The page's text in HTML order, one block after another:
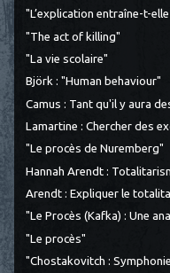
"L’explication entraîne-t-elle
"The act of killing"
"La vie scolaire"
Björk : "Human behaviour"
Camus : Tant qu'il y aura
Lamartine : Chercher des
"Le procès de Nuremberg"
Hannah Arendt :
Arendt : Expliquer le
"Le Procès (Kafka) : Une
"Le procès"
"Chostakovitch :